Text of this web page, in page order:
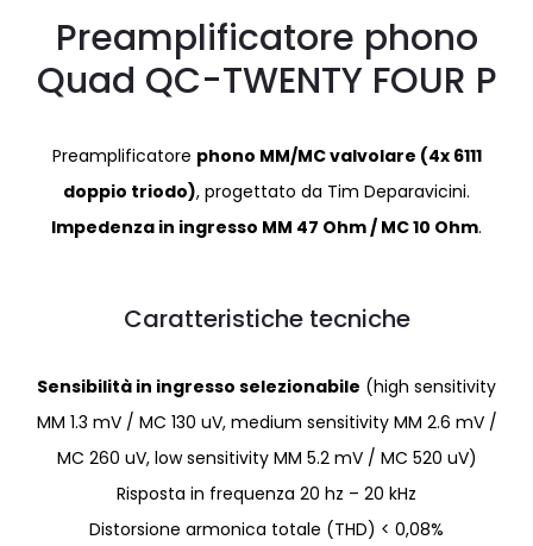
Preamplificatore phono
Quad QC-TWENTY FOUR P
Preamplificatore phono MM/MC valvolare (4x 6111
doppio triodo), progettato da Tim Deparavicini.
Impedenza in ingresso MM 47 Ohm / MC 10 Ohm.
Caratteristiche tecniche
Sensibilità in ingresso selezionabile (high sensitivity
MM 1.3 mV / MC 130 uV, medium sensitivity MM 2.6 mV /
MC 260 uV, low sensitivity MM 5.2 mV / MC 520 uV)
Risposta in frequenza 20 hz – 20 kHz
Distorsione armonica totale (THD) < 0,08%